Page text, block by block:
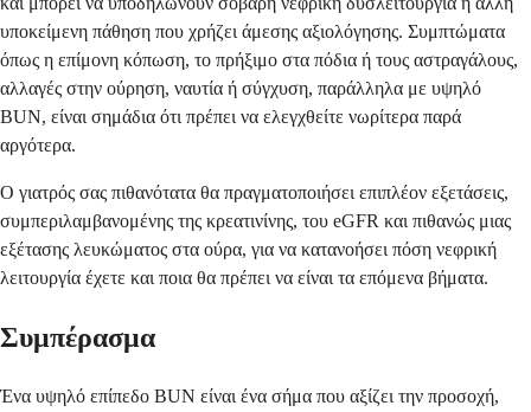
υποκείμενη πάθηση που χρήζει άμεσης αξιολόγησης. Συμπτώματα
όπως η επίμονη κόπωση, το πρήξιμο στα πόδια ή τους αστραγάλους,
αλλαγές στην ούρηση, ναυτία ή σύγχυση, παράλληλα με υψηλό
BUN, είναι σημάδια ότι πρέπει να ελεγχθείτε νωρίτερα παρά
αργότερα.
Ο γιατρός σας πιθανότατα θα πραγματοποιήσει επιπλέον εξετάσεις,
συμπεριλαμβανομένης της κρεατινίνης, του eGFR και πιθανώς μιας
εξέτασης λευκώματος στα ούρα, για να κατανοήσει πόση νεφρική
λειτουργία έχετε και ποια θα πρέπει να είναι τα επόμενα βήματα.
Συμπέρασμα
Ένα υψηλό επίπεδο BUN είναι ένα σήμα που αξίζει την προσοχή,